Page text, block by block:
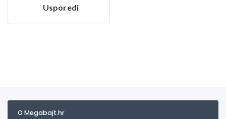
Usporedi
O Megabajt.hr